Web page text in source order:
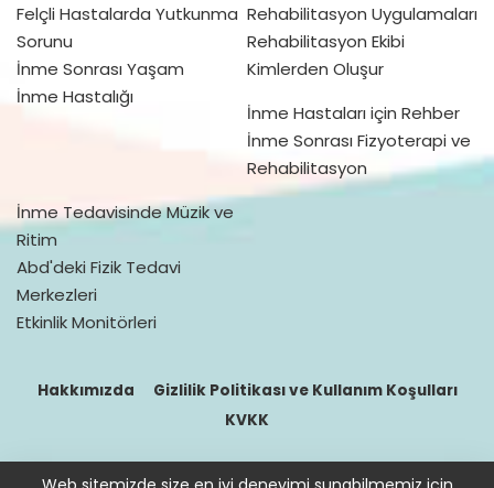
Felçli Hastalarda Yutkunma
Sorunu
İnme Sonrası Yaşam
İnme Hastalığı
Rehabilitasyon Uygulamaları
Rehabilitasyon Ekibi
Kimlerden Oluşur
İnme Hastaları için Rehber
İnme Sonrası Fizyoterapi ve
Rehabilitasyon
İnme Tedavisinde Müzik ve
Ritim
Abd'deki Fizik Tedavi
Merkezleri
Etkinlik Monitörleri
Hakkımızda
Gizlilik Politikası ve Kullanım Koşulları
KVKK